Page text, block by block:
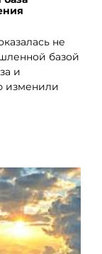
не
базой
и
изменили